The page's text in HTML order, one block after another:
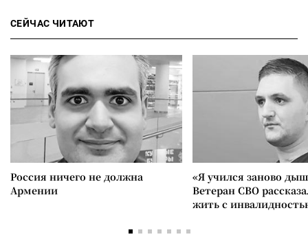
СЕЙЧАС ЧИТАЮТ
Россия ничего не должна
Армении
«Я учился заново
Ветеран СВО
жить с